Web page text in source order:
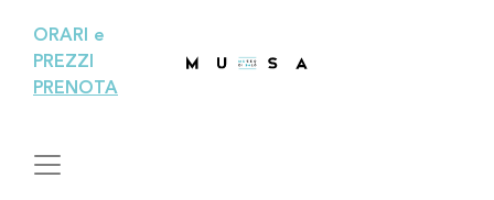
ORARI e
PREZZI
PRENOTA